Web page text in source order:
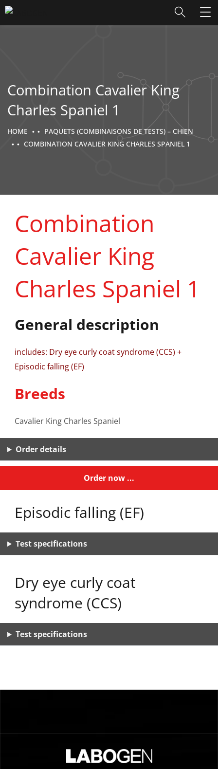
Combination Cavalier King
Charles Spaniel 1
HOME
PAQUETS (COMBINAISONS DE TESTS) – CHIEN
COMBINATION CAVALIER KING CHARLES SPANIEL 1
Combination
Cavalier King
Charles Spaniel 1
General description
includes: Dry eye curly coat syndrome (CCS) +
Episodic falling (EF)
Breeds
Cavalier King Charles Spaniel
Order details
Order now ...
Episodic falling (EF)
Test specifications
Dry eye curly coat
syndrome (CCS)
Test specifications